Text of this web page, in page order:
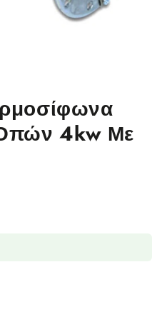
4kw Με
8 Οπών 4kw Με θέση Ανόδιου